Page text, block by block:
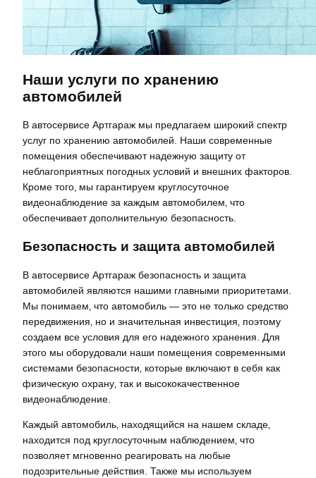
Наши услуги по хранению
автомобилей
В автосервисе Артгараж мы предлагаем широкий спектр
услуг по хранению автомобилей. Наши современные
помещения обеспечивают надежную защиту от
неблагоприятных погодных условий и внешних факторов.
Кроме того‚ мы гарантируем круглосуточное
видеонаблюдение за каждым автомобилем‚ что
обеспечивает дополнительную безопасность.
Безопасность и защита автомобилей
В автосервисе Артгараж безопасность и защита
автомобилей являются нашими главными приоритетами.
Мы понимаем‚ что автомобиль — это не только средство
передвижения‚ но и значительная инвестиция‚ поэтому
создаем все условия для его надежного хранения. Для
этого мы оборудовали наши помещения современными
системами безопасности‚ которые включают в себя как
физическую охрану‚ так и высококачественное
видеонаблюдение.
Каждый автомобиль‚ находящийся на нашем складе‚
находится под круглосуточным наблюдением‚ что
позволяет мгновенно реагировать на любые
подозрительные действия. Также мы используем